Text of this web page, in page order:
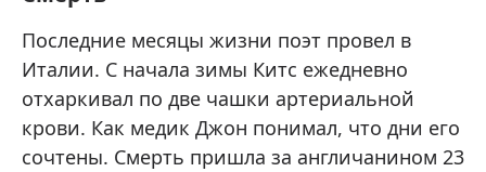
Последние месяцы жизни поэт провел в
Италии. С начала зимы Китс ежедневно
отхаркивал по две чашки артериальной
крови. Как медик Джон понимал, что дни его
сочтены. Смерть пришла за англичанином 23